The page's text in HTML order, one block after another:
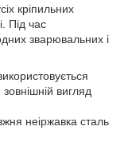
кріпильних
Під час
зварювальних і
вигляд
неіржавка сталь